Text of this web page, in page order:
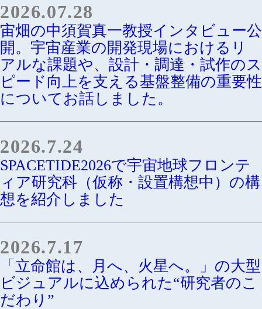
2026.07.28
宙畑の中須賀真一教授インタビュー公
開。宇宙産業の開発現場におけるリ
アルな課題や、設計・調達・試作のス
ピード向上を支える基盤整備の重要性
についてお話しました。
2026.7.24
SPACETIDE2026で宇宙地球フロンテ
ィア研究科（仮称・設置構想中）の構
想を紹介しました
2026.7.17
「立命館は、月へ、火星へ。」の大型
ビジュアルに込められた“研究者のこ
だわり”